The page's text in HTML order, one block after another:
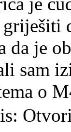
da je
sam
o